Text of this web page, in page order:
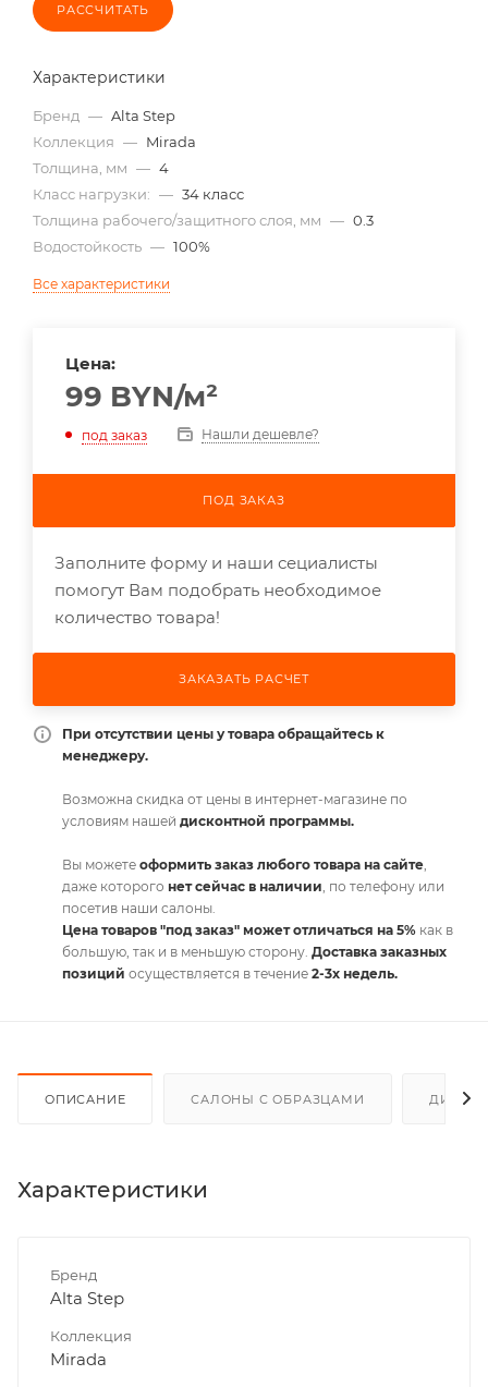
РАССЧИТАТЬ
Характеристики
Бренд — Alta Step
Коллекция — Mirada
Толщина, мм — 4
Класс нагрузки: — 34 класс
Толщина рабочего/защитного слоя, мм — 0.3
Водостойкость — 100%
Все характеристики
Цена:
99 BYN/м²
под заказ Нашли дешевле?
ПОД ЗАКАЗ
Заполните форму и наши сециалисты
помогут Вам подобрать необходимое
количество товара!
ЗАКАЗАТЬ РАСЧЕТ
При отсутствии цены у товара обращайтесь к
менеджеру.
Возможна скидка от цены в интернет-магазине по
условиям нашей дисконтной программы.
Вы можете оформить заказ любого товара на сайте,
даже которого нет сейчас в наличии, по телефону или
посетив наши салоны.
Цена товаров "под заказ" может отличаться на 5% как в
большую, так и в меньшую сторону. Доставка заказных
позиций осуществляется в течение 2-3х недель.
ОПИСАНИЕ САЛОНЫ С ОБРАЗЦАМИ
Характеристики
Бренд
Alta Step
Коллекция
Mirada